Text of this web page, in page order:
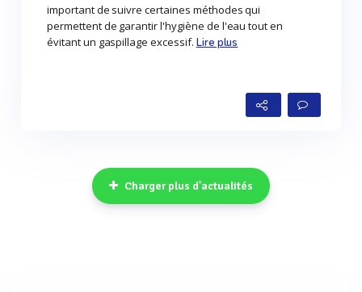
important de suivre certaines méthodes qui
permettent de garantir l'hygiène de l'eau tout en
évitant un gaspillage excessif. Lire plus
Charger plus d'actualités